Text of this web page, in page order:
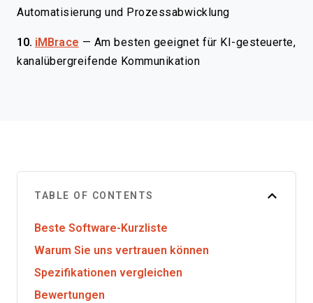
Automatisierung und Prozessabwicklung
10. iMBrace — Am besten geeignet für KI-gesteuerte,
kanalübergreifende Kommunikation
TABLE OF CONTENTS
Beste Software-Kurzliste
Warum Sie uns vertrauen können
Spezifikationen vergleichen
Bewertungen